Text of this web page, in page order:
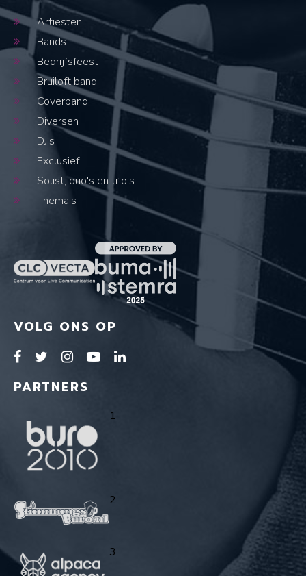
Artiesten
Bands
Bedrijfsfeest
Bruiloft band
Coverband
Diversen
DJ's
Exclusief
Solist, duo's en trio's
Thema's
VOLG ONS OP
PARTNERS
1
2
3